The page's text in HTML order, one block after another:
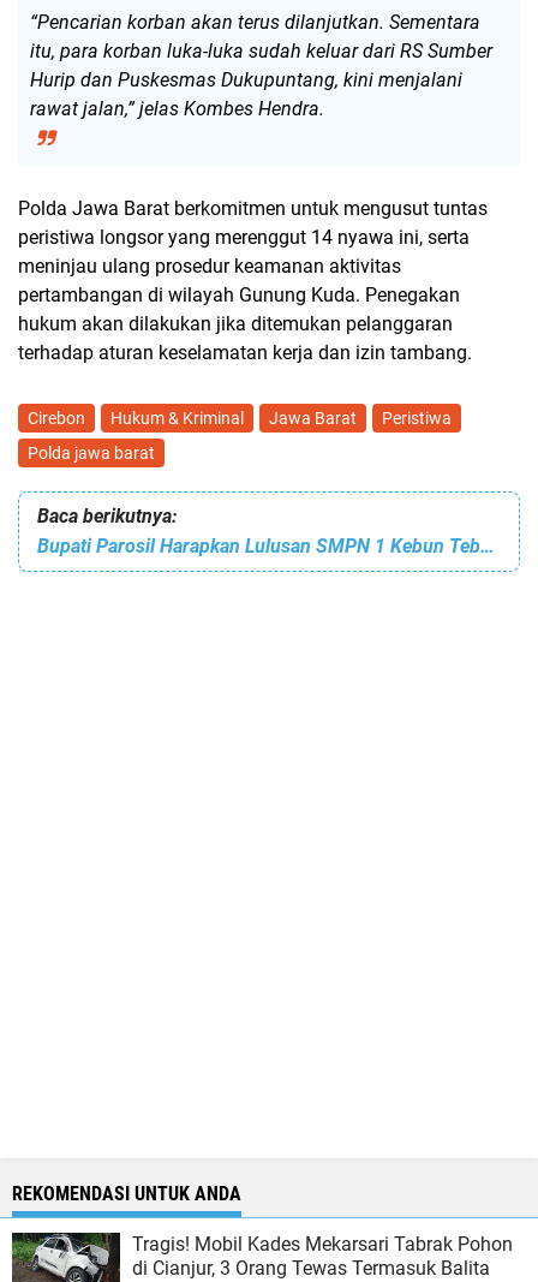
“Pencarian korban akan terus dilanjutkan. Sementara
itu, para korban luka-luka sudah keluar dari RS Sumber
Hurip dan Puskesmas Dukupuntang, kini menjalani
rawat jalan,” jelas Kombes Hendra.
Polda Jawa Barat berkomitmen untuk mengusut tuntas
peristiwa longsor yang merenggut 14 nyawa ini, serta
meninjau ulang prosedur keamanan aktivitas
pertambangan di wilayah Gunung Kuda. Penegakan
hukum akan dilakukan jika ditemukan pelanggaran
terhadap aturan keselamatan kerja dan izin tambang.
Cirebon Hukum & Kriminal Jawa Barat
Peristiwa
Polda jawa barat
Baca berikutnya:
Bupati Parosil Harapkan Lulusan SMPN 1 Kebun Tebu Jadi Generasi Hebat yang Mampu Majukan Daerah
REKOMENDASI UNTUK ANDA
Tragis! Mobil Kades Mekarsari Tabrak Pohon
di Cianjur, 3 Orang Tewas Termasuk Balita